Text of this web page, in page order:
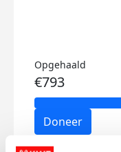
Opgehaald
€793
Doneer